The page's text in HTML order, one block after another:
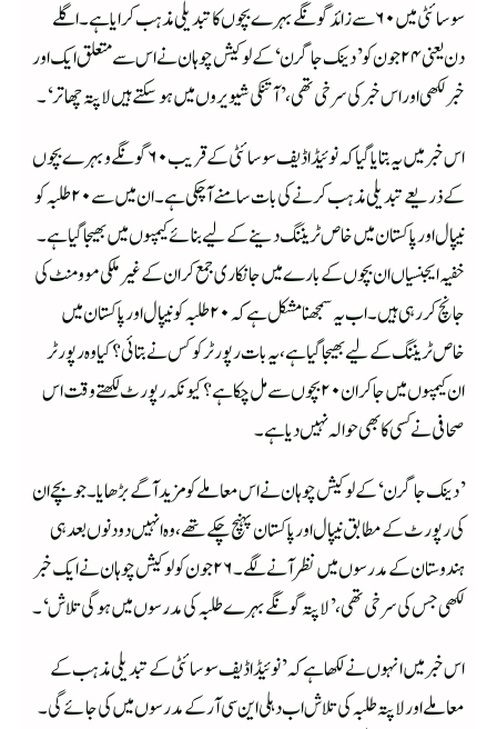
سوسائٹی میں ۶۰ سے زائد گونگے بہرے بچوں کا تبدیلی مذہب کرایا ہے۔ اگلے
دن یعنی ۲۴ جون کو ’دینک جاگرن‘ کے لوکیش چوہان نے اس سے متعلق ایک اور
خبر لکھی اور اس خبر کی سرخی تھی، ’آتنکی شیویروں میں ہو سکتے ہیں لاپتہ چھاتر‘۔
اس خبر میں یہ بتایا گیا کہ نوئیڈا ڈیف سوسائٹی کے قریب ۶۰ گونگے وبہرے بچوں
کے ذریعے تبدیلی مذہب کرنے کی بات سامنے آچکی ہے۔ ان میں سے ۲۰ طلبہ کو
نیپال اور پاکستان میں خاص ٹریننگ دینے کے لیے بنائے کیمپوں میں بھیجا گیا ہے۔
خفیہ ایجنسیاں ان بچوں کے بارے میں جانکاری جمع کر ان کے غیر ملکی موومنٹ کی
جانچ کر رہی ہیں۔ اب یہ سمجھنا مشکل ہے کہ ۲۰ طلبہ کو نیپال اور پاکستان میں
خاص ٹریننگ کے لیے بھیجا گیا ہے، یہ بات رپورٹر کو کس نے بتائی؟ کیا وہ رپورٹر
ان کیمپوں میں جاکر ان ۲۰ بچوں سے مل چکا ہے؟ کیونکہ رپورٹ لکھتے وقت اس
صحافی نے کسی کا بھی حوالہ نہیں دیا ہے۔
’دینک جاگرن‘ کے لوکیش چوہان نے اس معاملے کو مزید آگے بڑھایا۔ جو بچے ان
کی رپورٹ کے مطابق نیپال اور پاکستان پہنچ چکے تھے، وہ انہیں دو دنوں بعد ہی
ہندوستان کے مدرسوں میں نظر آنے لگے۔ ۲۶ جون کو لوکیش چوہان نے ایک خبر
لکھی جس کی سرخی تھی، ’لاپتہ گونگے بہرے طلبہ کی مدرسوں میں ہوگی تلاش‘۔
اس خبر میں انہوں نے لکھا ہے کہ ’نوئیڈا ڈیف سوسائٹی کے تبدیلی مذہب کے
معاملے اور لاپتہ طلبہ کی تلاش اب دہلی این سی آر کے مدرسوں میں کی جائے گی۔